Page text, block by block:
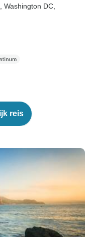
, Washington DC
reis